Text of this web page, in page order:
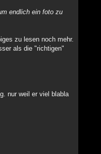
endlich ein foto zu
zu lesen noch mehr.
als die "richtigen"
nur weil er viel blabla